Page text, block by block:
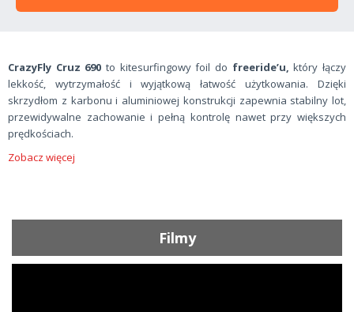
CrazyFly Cruz 690 to kitesurfingowy foil do freeride’u, który łączy
lekkość, wytrzymałość i wyjątkową łatwość użytkowania. Dzięki
skrzydłom z karbonu i aluminiowej konstrukcji zapewnia stabilny lot,
przewidywalne zachowanie i pełną kontrolę nawet przy większych
prędkościach.
Zobacz więcej
Filmy